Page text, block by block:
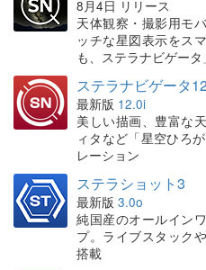
8月4日 リリース
天体観察・撮影用モ
ッチな星図表示をス
も、ステラナビゲータ
ステラナビゲータ
最新版 12.0i
美しい描画、豊富な
ィタなど「星空ひろ
レーション
ステラショット3
最新版 3.0o
純国産のオールイン
プ。ライブスタック
搭載